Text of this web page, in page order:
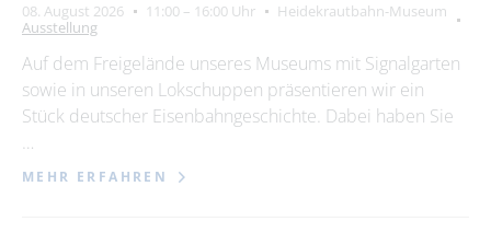
08. August 2026 11:00 – 16:00 Uhr
Heidekrautbahn-Museum
Ausstellung
Auf dem Freigelände unseres Museums mit Signalgarten
sowie in unseren Lokschuppen präsentieren wir ein
Stück deutscher Eisenbahngeschichte. Dabei haben Sie
…
MEHR ERFAHREN